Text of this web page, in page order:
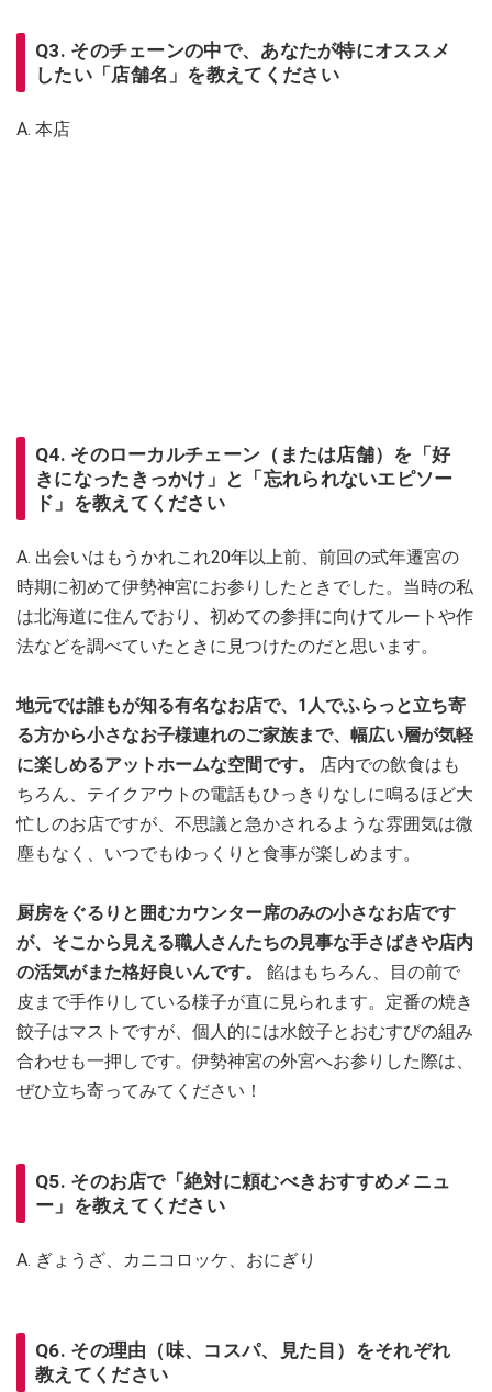
Q3. そのチェーンの中で、あなたが特にオススメ
したい「店舗名」を教えてください
A. 本店
Q4. そのローカルチェーン（または店舗）を「好
きになったきっかけ」と「忘れられないエピソー
ド」を教えてください
A. 出会いはもうかれこれ20年以上前、前回の式年遷宮の
時期に初めて伊勢神宮にお参りしたときでした。当時の私
は北海道に住んでおり、初めての参拝に向けてルートや作
法などを調べていたときに見つけたのだと思います。
地元では誰もが知る有名なお店で、1人でふらっと立ち寄
る方から小さなお子様連れのご家族まで、幅広い層が気軽
に楽しめるアットホームな空間です。
店内での飲食はも
ちろん、テイクアウトの電話もひっきりなしに鳴るほど大
忙しのお店ですが、不思議と急かされるような雰囲気は微
塵もなく、いつでもゆっくりと食事が楽しめます。
厨房をぐるりと囲むカウンター席のみの小さなお店です
が、そこから見える職人さんたちの見事な手さばきや店内
の活気がまた格好良いんです。
餡はもちろん、目の前で
皮まで手作りしている様子が直に見られます。定番の焼き
餃子はマストですが、個人的には水餃子とおむすびの組み
合わせも一押しです。伊勢神宮の外宮へお参りした際は、
ぜひ立ち寄ってみてください！
Q5. そのお店で「絶対に頼むべきおすすめメニュ
ー」を教えてください
A. ぎょうざ、カニコロッケ、おにぎり
Q6. その理由（味、コスパ、見た目）をそれぞれ
教えてください